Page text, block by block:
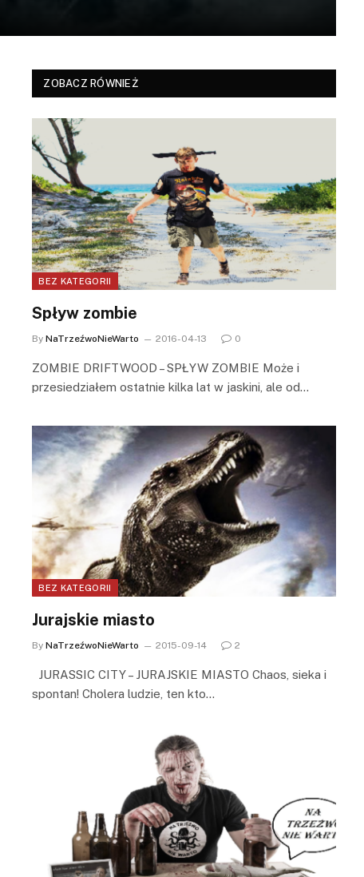
ZOBACZ RÓWNIEŻ
BEZ KATEGORII
Spływ zombie
By NaTrzeźwoNieWarto 2016-04-13 0
ZOMBIE DRIFTWOOD – SPŁYW ZOMBIE Może i
przesiedziałem ostatnie kilka lat w jaskini, ale od…
BEZ KATEGORII
Jurajskie miasto
By NaTrzeźwoNieWarto 2015-09-14 2
JURASSIC CITY – JURAJSKIE MIASTO Chaos, sieka i
spontan! Cholera ludzie, ten kto…